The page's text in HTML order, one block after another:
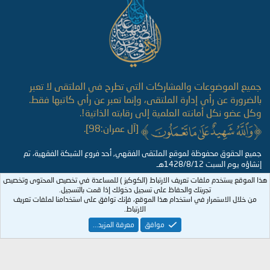
جميع الموضوعات والمشاركات التي تطرح في الملتقى لا تعبر
بالضرورة عن رأي إدارة الملتقى، وإنما تعبر عن رأي كاتبها فقط.
وكل عضو نكل أمانته العلمية إلى رقابته الذاتية!.
[آل عمران:98].
جميع الحقوق محفوظة لموقع الملتقى الفقهي, أحد فروع الشبكة الفقهية، تم
إنشاؤه يوم السبت 1428/8/12هـ
هذا الموقع يستخدم ملفات تعريف الارتباط (الكوكيز ) للمساعدة في تخصيص المحتوى وتخصيص
تجربتك والحفاظ على تسجيل دخولك إذا قمت بالتسجيل.
من خلال الاستمرار في استخدام هذا الموقع، فإنك توافق على استخدامنا لملفات تعريف
الارتباط.
موافق
معرفة المزيد...